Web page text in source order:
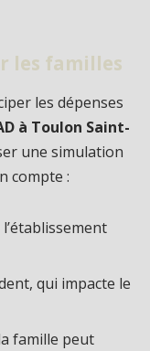
les familles
les dépenses
à Toulon Saint-
une simulation
compte :
qui impacte le
famille peut